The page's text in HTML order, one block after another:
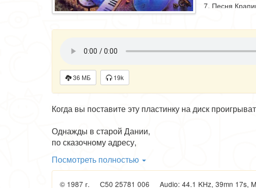
7. Песня
9. Песня
10. Песни
12. Песенка
13. Танго
36 МБ 19k
Когда вы поставите эту пластинку на диск
Однажды в старой Дании,
по сказочному адресу,
придумал сказку Андерсен...
Посмотреть полностью
© 1987 г. С50 25781 006 Audio: 44.1 KHz, 39mn 17s,